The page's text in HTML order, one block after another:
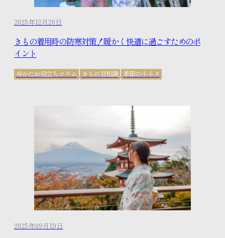
2025年12月20日
きもの着用時の防寒対策！暖かく快適に過ごすためのポ
イント
ゆかたお役立ちコラム きもの豆知識 季節の小ネタ
2025年09月19日